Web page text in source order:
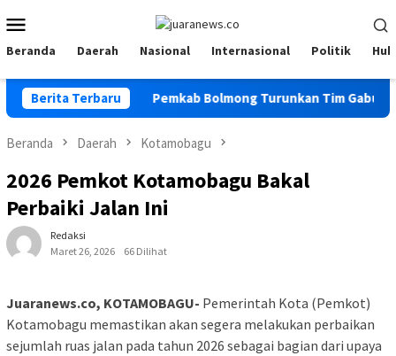
ke
kontenMobile
Beranda Daerah Nasional Internasional Politik
Berita Terbaru
PKK Pemkab Bolmong Turunkan Tim Gabungan
Beranda Daerah Kotamobagu
2026 Pemkot Kotamobagu Bakal
Perbaiki Jalan Ini
Redaksi
Maret 26, 2026
66 Dilihat
Juaranews.co, KOTAMOBAGU- Pemerintah Kota (Pemkot)
Kotamobagu memastikan akan segera melakukan perbaikan
sejumlah ruas jalan pada tahun 2026 sebagai bagian dari upaya